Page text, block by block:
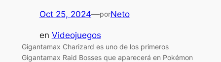
Oct 25, 2024—porNeto
en Videojuegos
Gigantamax Charizard es uno de los primeros
Gigantamax Raid Bosses que aparecerá en Pokémon